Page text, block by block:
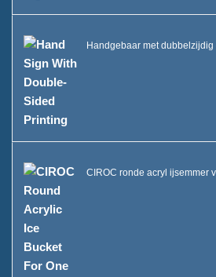
Handgebaar met dubbelzijdig
CIROC ronde acryl ijsemmer